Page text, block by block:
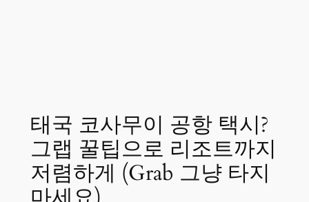
태국 코사무이 공항 택시?
그랩 꿀팁으로 리조트까지
저렴하게 (Grab 그냥 타지